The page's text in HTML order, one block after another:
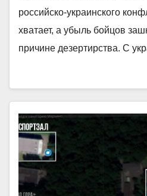
российско-украинского
хватает, а убыль бойцов
причине дезертирства. С